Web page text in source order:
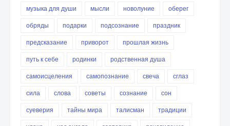
музыка для души
мысли новолуние
оберег
обряды
подарки подсознание
праздник
предсказание
приворот
прошлая жизнь
путь к себе
родинки
родственная душа
самоисцеления
самопознание свеча
сглаз
сила
слова советы сознание
сон
суеверия
тайны мира талисман
традиции